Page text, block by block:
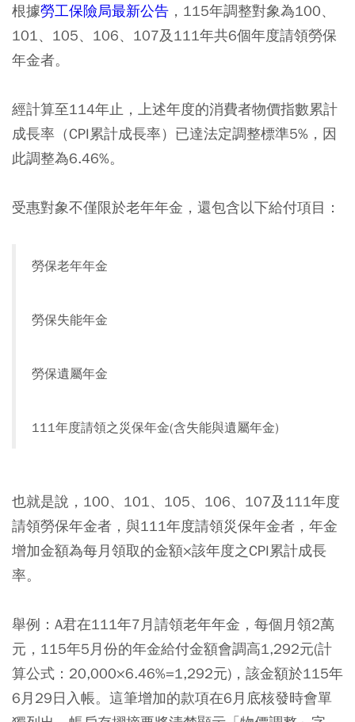
根據勞工保險局最新公告 ，115年調整對象為100、
101、105、106、107及111年共6個年度請領勞保
年金者。
經計算至114年止，上述年度的消費者物價指數累計
成長率（CPI累計成長率）已達法定調整標準5%，因
此調整為6.46%。
受惠對象不僅限於老年年金，還包含以下給付項目：
勞保老年年金
勞保失能年金
勞保遺屬年金
111年度請領之災保年金(含失能與遺屬年金)
也就是說，100、101、105、106、107及111年度
請領勞保年金者，與111年度請領災保年金者，年金
增加金額為每月領取的金額×該年度之CPI累計成長
率。
舉例：A君在111年7月請領老年年金，每個月領2萬
元，115年5月份的年金給付金額會調高1,292元(計
算公式：20,000×6.46%=1,292元)，該金額於115年
6月29日入帳。 這筆增加的款項在6月底核發時會單